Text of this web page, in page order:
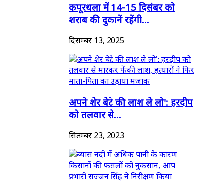
कपूरथला में 14-15 दिसंबर को
शराब की दुकानें रहेंगी...
दिसम्बर 13, 2025
अपने शेर बेटे की लाश ले लो': हरदीप
को तलवार से...
सितम्बर 23, 2023